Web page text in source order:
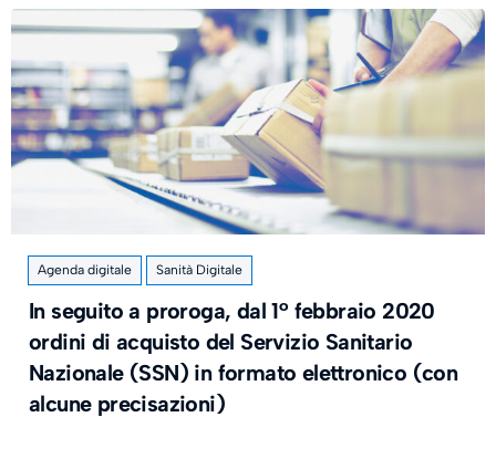
Agenda digitale Sanità Digitale
In seguito a proroga, dal 1° febbraio 2020
ordini di acquisto del Servizio Sanitario
Nazionale (SSN) in formato elettronico (con
alcune precisazioni)